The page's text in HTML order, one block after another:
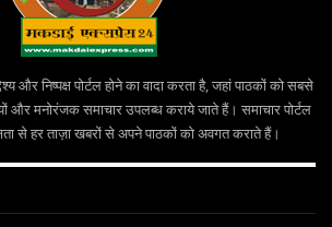
और निष्पक्ष पोर्टल होने का वादा करता है, जहां पाठकों को सबसे
और मनोरंजक समाचार उपलब्ध कराये जाते हैं। समाचार पोर्टल
से हर ताज़ा खबरों से अपने पाठकों को अवगत कराते हैं।